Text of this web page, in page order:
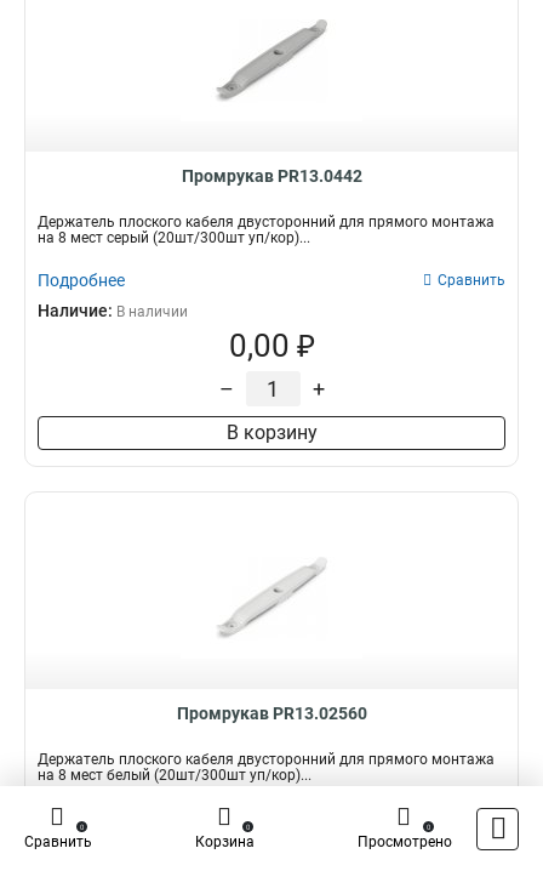
Промрукав PR13.0442
Держатель плоского кабеля двусторонний для прямого монтажа
на 8 мест серый (20шт/300шт уп/кор)...
Подробнее Сравнить
Наличие: В наличии
0,00 ₽
– +
В корзину
Промрукав PR13.02560
Держатель плоского кабеля двусторонний для прямого монтажа
на 8 мест белый (20шт/300шт уп/кор)...
Подробнее Сравнить
Наличие:
Сравнить
0
Корзина
0
Просмотрено
0